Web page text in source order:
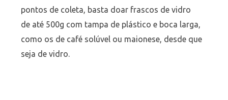
pontos de coleta, basta doar frascos de vidro
de até 500g com tampa de plástico e boca larga,
como os de café solúvel ou maionese, desde que
seja de vidro.